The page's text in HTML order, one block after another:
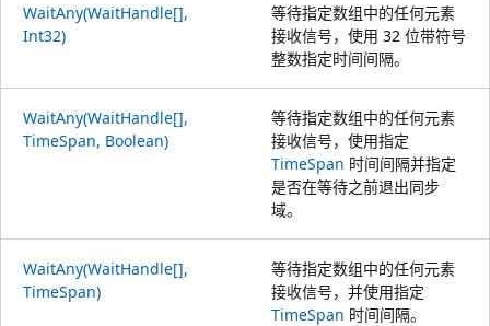
WaitAny(WaitHandle[],
Int32)
等待指定数组中的任何元素
接收信号，使用 32 位带符号
整数指定时间间隔。
WaitAny(WaitHandle[],
TimeSpan, Boolean)
等待指定数组中的任何元素
接收信号，使用指定
TimeSpan 时间间隔并指定
是否在等待之前退出同步
域。
WaitAny(WaitHandle[],
TimeSpan)
等待指定数组中的任何元素
接收信号，并使用指定
TimeSpan 时间间隔。